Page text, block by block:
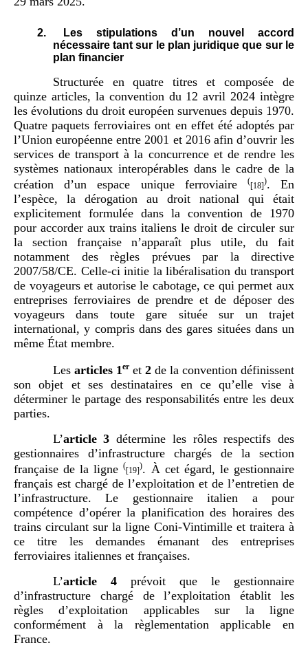
2.
Les stipulations d’un nouvel accord
nécessaire tant sur le plan juridique que sur le
plan financier
Structurée en quatre titres et composée de
quinze articles, la convention du 12 avril 2024 intègre
les évolutions du droit européen survenues depuis 1970.
Quatre paquets ferroviaires ont en effet été adoptés par
l’Union européenne entre 2001 et 2016 afin d’ouvrir les
services de transport à la concurrence et de rendre les
systèmes nationaux interopérables dans le cadre de la
création d’un espace unique ferroviaire
([18]). En
l’espèce, la dérogation au droit national qui était
explicitement formulée dans la convention de 1970
pour accorder aux trains italiens le droit de circuler sur
la section française n’apparaît plus utile, du fait
notamment des règles prévues par la directive
2007/58/CE. Celle-ci initie la libéralisation du transport
de voyageurs et autorise le cabotage, ce qui permet aux
entreprises ferroviaires de prendre et de déposer des
voyageurs dans toute gare située sur un trajet
international, y compris dans des gares situées dans un
même État membre.
Les articles 1eret2 de la convention définissent
son objet et ses destinataires en ce qu’elle vise à
déterminer le partage des responsabilités entre les deux
parties.
L’article 3 détermine les rôles respectifs des
gestionnaires d’infrastructure chargés de la section
française de la ligne([19]). À cet égard, le gestionnaire
français est chargé de l’exploitation et de l’entretien de
l’infrastructure. Le gestionnaire italien a pour
compétence d’opérer la planification des horaires des
trains circulant sur la ligne Coni-Vintimille et traitera à
ce titre les demandes émanant des entreprises
ferroviaires italiennes et françaises.
L’article 4prévoit que le gestionnaire
d’infrastructure chargé de l’exploitation établit les
règles d’exploitation applicables sur la ligne
conformément à la règlementation applicable en
France.